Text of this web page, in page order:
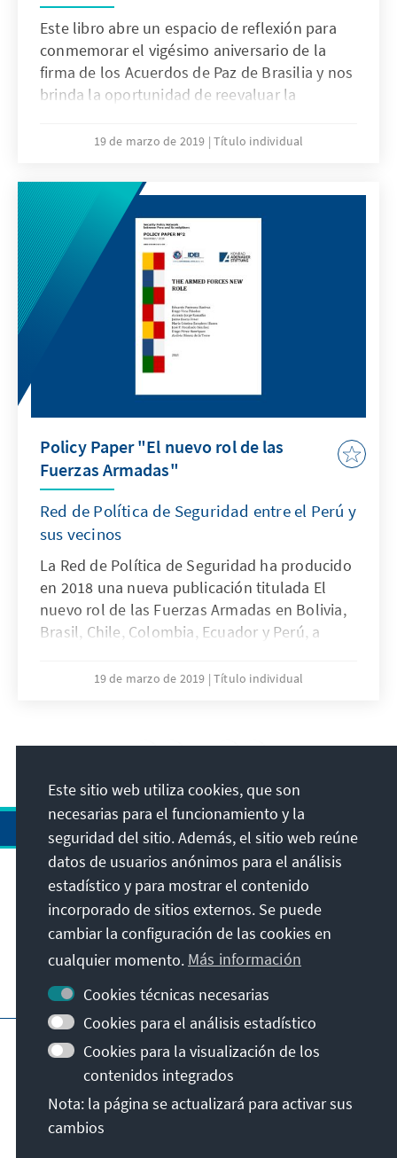
Este libro abre un espacio de reflexión para
conmemorar el vigésimo aniversario de la
firma de los Acuerdos de Paz de Brasilia y nos
brinda la oportunidad de reevaluar la
condujo a ese exitoso resultado, así como
institucional a sus principales protagonistas.
19 de marzo de 2019 Título individual
Policy Paper "El nuevo rol de las
Fuerzas Armadas"
Red de Política de Seguridad entre el Perú y
sus vecinos
La Red de Política de Seguridad ha producido
en 2018 una nueva publicación titulada El
nuevo rol de las Fuerzas Armadas en Bolivia,
Brasil, Chile, Colombia, Ecuador y Perú, a
de los estudios que componen la referida
19 de marzo de 2019 Título individual
Dirección
Contacto
Visita también
Página principal de la KAS
Protección de datos
Condiciones de uso
Declaración sobre accesibilidad
Notificar barrera
© Konrad-Adenauer-Stiftung e.V. 2026
Este sitio web utiliza cookies, que son
necesarias para el funcionamiento y la
seguridad del sitio. Además, el sitio web reúne
datos de usuarios anónimos para el análisis
estadístico y para mostrar el contenido
incorporado de sitios externos. Se puede
cambiar la configuración de las cookies en
cualquier momento. Más información
Cookies técnicas necesarias
Cookies para el análisis estadístico
Cookies para la visualización de los
contenidos integrados
Nota: la página se actualizará para activar sus
cambios